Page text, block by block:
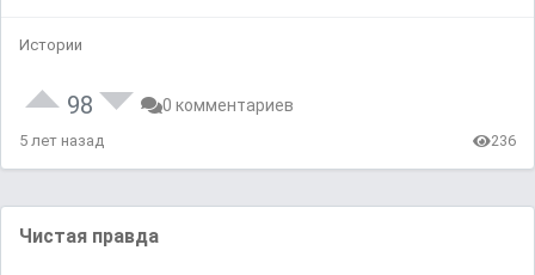
Истории
98 0 комментариев
5 лет назад 236
Чистая правда